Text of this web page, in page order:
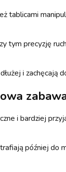
tablicami
precyzję
i zachęcają
i bardziej
później do